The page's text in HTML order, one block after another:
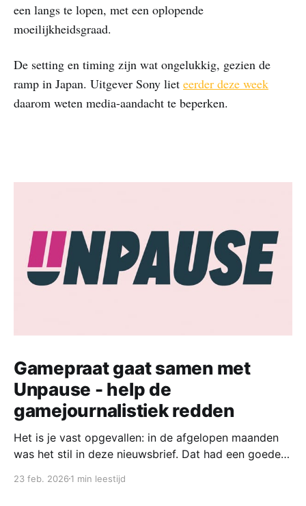
een langs te lopen, met een oplopende
moeilijkheidsgraad.
De setting en timing zijn wat ongelukkig, gezien de
ramp in Japan. Uitgever Sony liet eerder deze week
daarom weten media-aandacht te beperken.
Gamepraat gaat samen met
Unpause - help de
gamejournalistiek redden
Het is je vast opgevallen: in de afgelopen maanden
was het stil in deze nieuwsbrief. Dat had een goede
collega-gamejournalisten met een nieuw platform,
23 feb. 2026 1 min leestijd